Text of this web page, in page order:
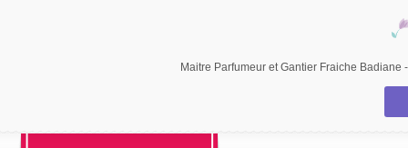
Maitre Parfumeur et Gantier Fraiche